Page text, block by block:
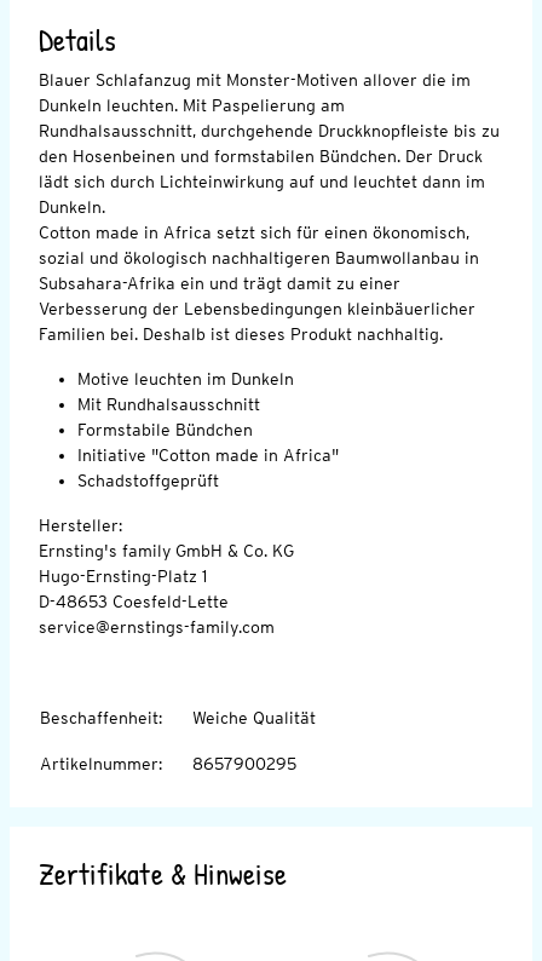
Details
Blauer Schlafanzug mit Monster-Motiven allover die im
Dunkeln leuchten. Mit Paspelierung am
Rundhalsausschnitt, durchgehende Druckknopfleiste bis zu
den Hosenbeinen und formstabilen Bündchen. Der Druck
lädt sich durch Lichteinwirkung auf und leuchtet dann im
Dunkeln.
Cotton made in Africa setzt sich für einen ökonomisch,
sozial und ökologisch nachhaltigeren Baumwollanbau in
Subsahara-Afrika ein und trägt damit zu einer
Verbesserung der Lebensbedingungen kleinbäuerlicher
Familien bei. Deshalb ist dieses Produkt nachhaltig.
Motive leuchten im Dunkeln
Mit Rundhalsausschnitt
Formstabile Bündchen
Initiative "Cotton made in Africa"
Schadstoffgeprüft
Hersteller:
Ernsting's family GmbH & Co. KG
Hugo-Ernsting-Platz 1
D-48653 Coesfeld-Lette
service@ernstings-family.com
Beschaffenheit: Weiche Qualität
Artikelnummer: 8657900295
Zertifikate & Hinweise